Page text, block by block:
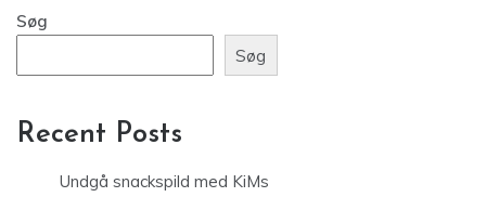
Søg
Søg
Recent Posts
Undgå snackspild med KiMs